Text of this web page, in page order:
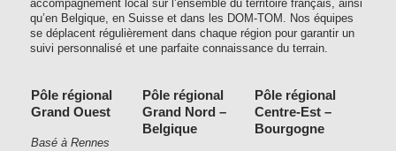
accompagnement local sur l’ensemble du territoire français, ainsi
qu’en Belgique, en Suisse et dans les DOM-TOM. Nos équipes
se déplacent régulièrement dans chaque région pour garantir un
suivi personnalisé et une parfaite connaissance du terrain.
Pôle régional
Grand Ouest
Basé à Rennes
Pôle régional
Grand Nord –
Belgique
Pôle régional
Centre-Est –
Bourgogne